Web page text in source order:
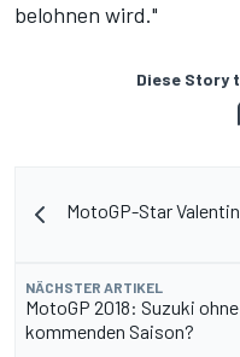
belohnen wird."
Diese Story
MotoGP-Star
NÄCHSTER ARTIKEL
MotoGP 2018: Suzuki
kommenden Saison?